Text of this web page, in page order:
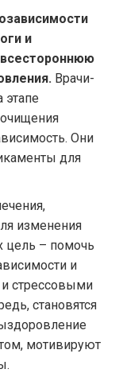
и
Врачи-
Они
для
изменения
цель – помочь
и
и стрессовыми
становятся
мотивируют